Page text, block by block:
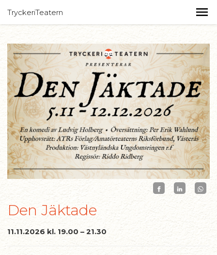
TryckeriTeatern
Den Jäktade
11.11.2026 kl. 19.00 – 21.30